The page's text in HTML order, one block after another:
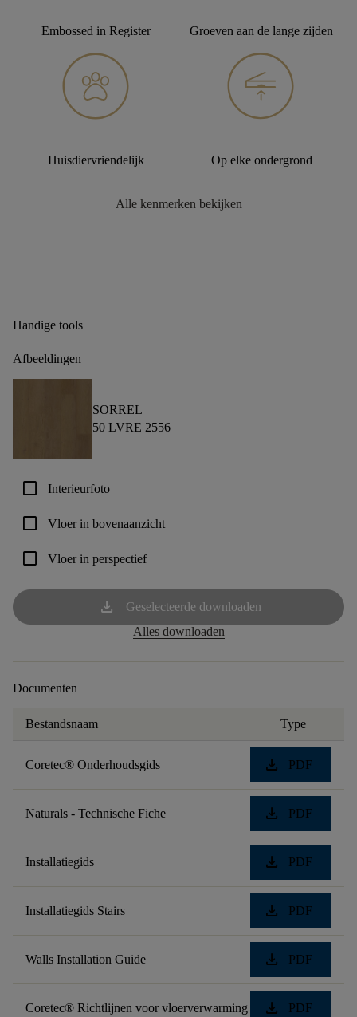
Embossed in Register Groeven aan de lange zijden
Huisdiervriendelijk Op elke ondergrond
Alle kenmerken bekijken
Handige tools
Afbeeldingen
SORREL
50 LVRE 2556
check_box_outline_blank Interieurfoto
check_box_outline_blank Vloer in bovenaanzicht
check_box_outline_blank Vloer in perspectief
download
Geselecteerde downloaden
Alles downloaden
Documenten
Bestandsnaam Type
Coretec® Onderhoudsgids download PDF
Naturals - Technische Fiche download PDF
Installatiegids download PDF
Installatiegids Stairs download PDF
Walls Installation Guide download PDF
Coretec® Richtlijnen voor vloerverwarming download PDF